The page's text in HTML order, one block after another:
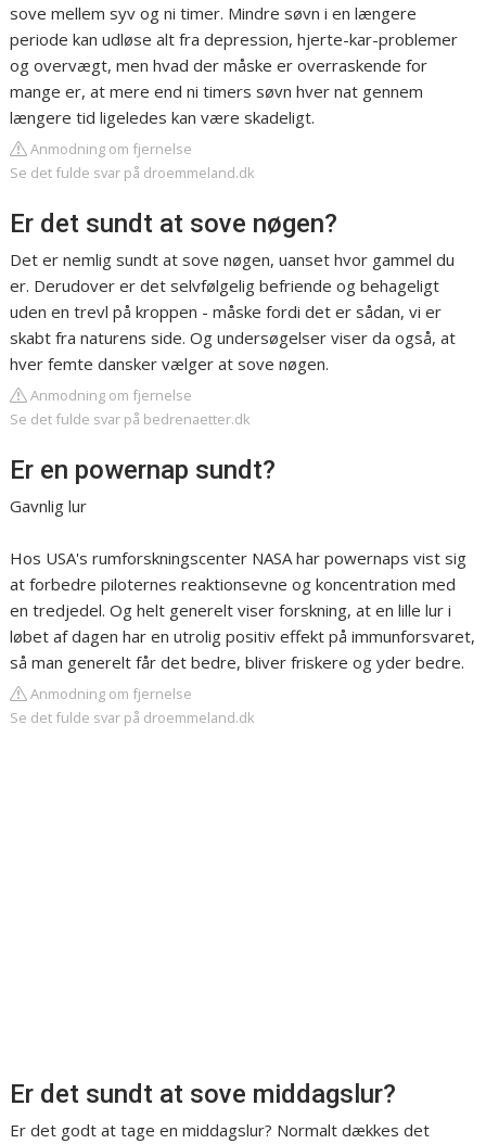
sove mellem syv og ni timer. Mindre søvn i en længere
periode kan udløse alt fra depression, hjerte-kar-problemer
og overvægt, men hvad der måske er overraskende for
mange er, at mere end ni timers søvn hver nat gennem
længere tid ligeledes kan være skadeligt.
Anmodning om fjernelse
Se det fulde svar på droemmeland.dk
Er det sundt at sove nøgen?
Det er nemlig sundt at sove nøgen, uanset hvor gammel du
er. Derudover er det selvfølgelig befriende og behageligt
uden en trevl på kroppen - måske fordi det er sådan, vi er
skabt fra naturens side. Og undersøgelser viser da også, at
hver femte dansker vælger at sove nøgen.
Anmodning om fjernelse
Se det fulde svar på bedrenaetter.dk
Er en powernap sundt?
Gavnlig lur
Hos USA's rumforskningscenter NASA har powernaps vist sig
at forbedre piloternes reaktionsevne og koncentration med
en tredjedel. Og helt generelt viser forskning, at en lille lur i
løbet af dagen har en utrolig positiv effekt på immunforsvaret,
så man generelt får det bedre, bliver friskere og yder bedre.
Anmodning om fjernelse
Se det fulde svar på droemmeland.dk
Er det sundt at sove middagslur?
Er det godt at tage en middagslur? ​Normalt dækkes det